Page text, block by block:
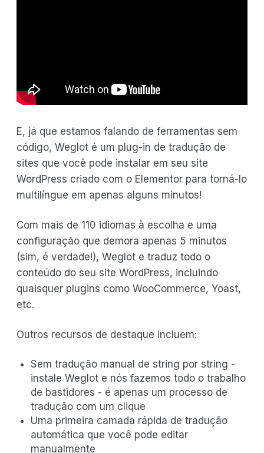
E, já que estamos falando de ferramentas sem
código, Weglot é um plug-in de tradução de
sites que você pode instalar em seu site
WordPress criado com o Elementor para torná-lo
multilíngue em apenas alguns minutos!
Com mais de 110 idiomas à escolha e uma
configuração que demora apenas 5 minutos
(sim, é verdade!), Weglot e traduz todo o
conteúdo do seu site WordPress, incluindo
quaisquer plugins como WooCommerce, Yoast,
etc.
Outros recursos de destaque incluem:
Sem tradução manual de string por string -
instale Weglot e nós fazemos todo o trabalho
de bastidores - é apenas um processo de
tradução com um clique
Uma primeira camada rápida de tradução
automática que você pode editar
manualmente